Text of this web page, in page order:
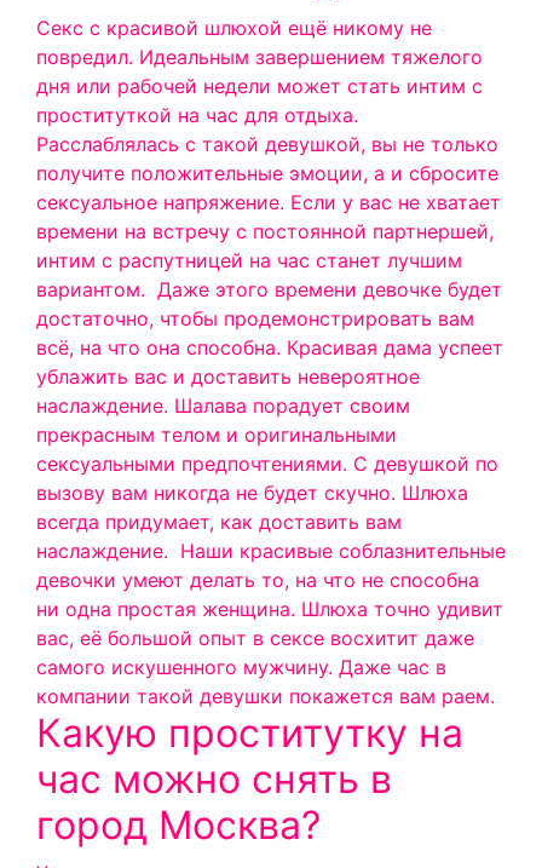
Секс с красивой шлюхой ещё никому не
повредил. Идеальным завершением тяжелого
дня или рабочей недели может стать интим с
проституткой на час для отдыха.
Расслаблялась с такой девушкой, вы не только
получите положительные эмоции, а и сбросите
сексуальное напряжение. Если у вас не хватает
времени на встречу с постоянной партнершей,
интим с распутницей на час станет лучшим
вариантом. Даже этого времени девочке будет
достаточно, чтобы продемонстрировать вам
всё, на что она способна. Красивая дама успеет
ублажить вас и доставить невероятное
наслаждение. Шалава порадует своим
прекрасным телом и оригинальными
сексуальными предпочтениями. С девушкой по
вызову вам никогда не будет скучно. Шлюха
всегда придумает, как доставить вам
наслаждение. Наши красивые соблазнительные
девочки умеют делать то, на что не способна
ни одна простая женщина. Шлюха точно удивит
вас, её большой опыт в сексе восхитит даже
самого искушенного мужчину. Даже час в
компании такой девушки покажется вам раем.
Какую проститутку на
час можно снять в
город Москва?